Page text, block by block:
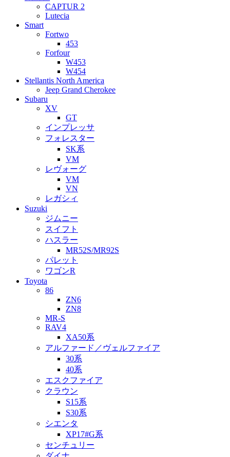
CAPTUR 2
Lutecia
Smart
Fortwo
453
Forfour
W453
W454
Stellantis North America
Jeep Grand Cherokee
Subaru
XV
GT
インプレッサ
フォレスター
SK系
VM
レヴォーグ
VM
VN
レガシィ
Suzuki
ジムニー
スイフト
ハスラー
MR52S/MR92S
パレット
ワゴンR
Toyota
86
ZN6
ZN8
MR-S
RAV4
XA50系
アルファード／ヴェルファイア
30系
40系
エスクファイア
クラウン
S15系
S30系
シエンタ
XP17#G系
センチュリー